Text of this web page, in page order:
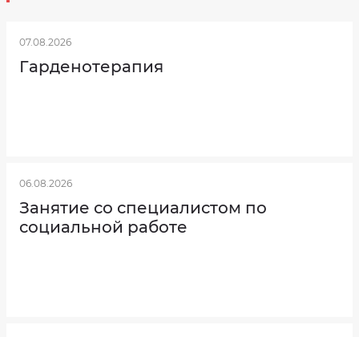
07.08.2026
Гарденотерапия
06.08.2026
Занятие со специалистом по
социальной работе